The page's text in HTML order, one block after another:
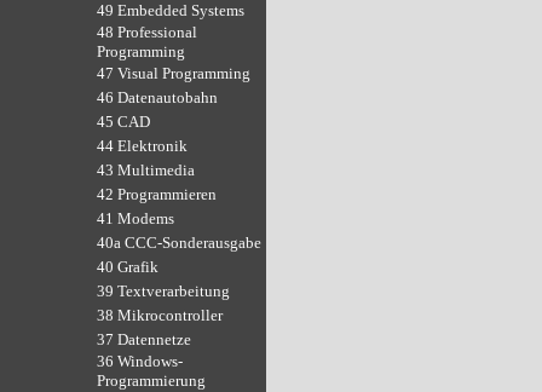
49 Embedded Systems
48 Professional
Programming
47 Visual Programming
46 Datenautobahn
45 CAD
44 Elektronik
43 Multimedia
42 Programmieren
41 Modems
40a CCC-Sonderausgabe
40 Grafik
39 Textverarbeitung
38 Mikrocontroller
37 Datennetze
36 Windows-
Programmierung